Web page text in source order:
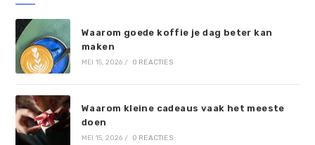
Waarom goede koffie je dag beter kan
maken
MEI 15, 2026 / 0 REACTIES
Waarom kleine cadeaus vaak het meeste
doen
MEI 15, 2026 / 0 REACTIES